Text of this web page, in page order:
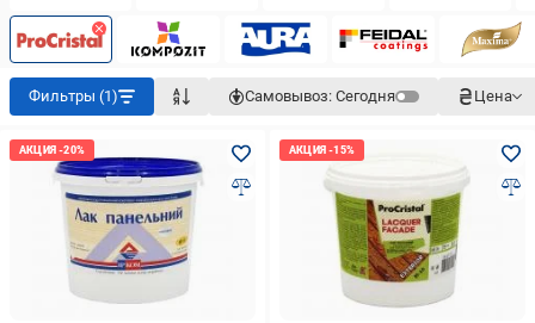
Фильтры (1) Самовывоз: Сегодня Цена